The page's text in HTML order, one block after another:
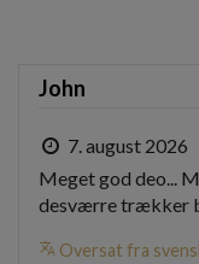
John
7. august 2026
Meget god deo...
desværre trækker
translate Oversat fra